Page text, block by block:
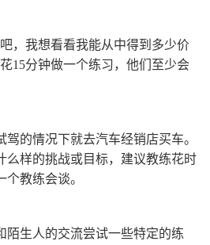
，我想看看我能从中得到多少价
15分钟做一个练习，他们至少会
的情况下就去汽车经销店买车。
么样的挑战或目标，建议教练花时
教练会谈。
陌生人的交流尝试一些特定的练